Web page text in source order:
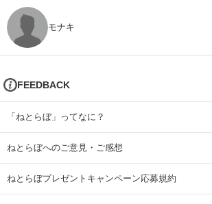
モナキ
FEEDBACK
「ねとらぼ」ってなに？
ねとらぼへのご意見・ご感想
ねとらぼプレゼントキャンペーン応募規約